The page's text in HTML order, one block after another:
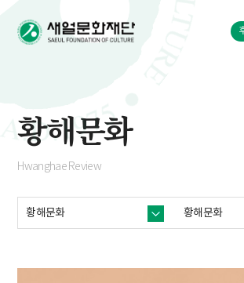
황해문화
Hwanghae Review
황해문화 황해문화